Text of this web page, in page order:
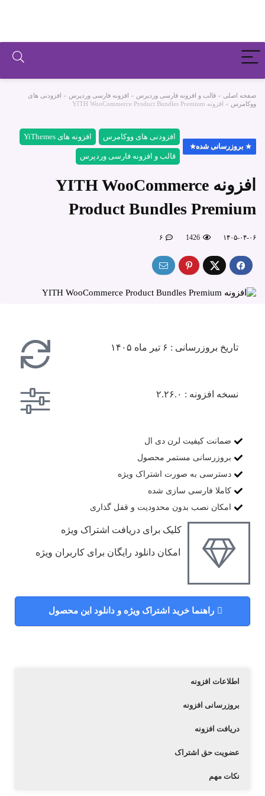
صفحه اصلی » قالب و افزونه فارسی وردپرس » افزونه فارسی وردپرس » افزودنی های
ووکامرس » افزونه YITH WooCommerce Product Bundles Premium
بروزرسانی شده
افزودنی های ووکامرس افزونه های YiThemes
قالب و افزونه فارسی وردپرس
افزونه YITH WooCommerce
Product Bundles Premium
۱۴۰۵-۰۴-۰۶ 1426 ۶
تاریخ بروزرسانی : ۶ تیر ماه ۱۴۰۵
نسخه افزونه : ۲.۲۶.۰
ضمانت کیفیت لرن دی ال
بروزرسانی مستمر محصول
دسترسی به صورت اشتراک ویژه
کاملا فارسی سازی شده
امکان نصب بدون محدودیت و قفل گذاری
کلیک برای دریافت اشتراک ویژه
امکان دانلود رایگان برای کاربران ویژه
راهنما خرید اشتراک ویژه و دانلود این محصول
اطلاعات افزونه
بروزرسانی افزونه
دریافت افزونه
عضویت حق اشتراک
نکات مهم